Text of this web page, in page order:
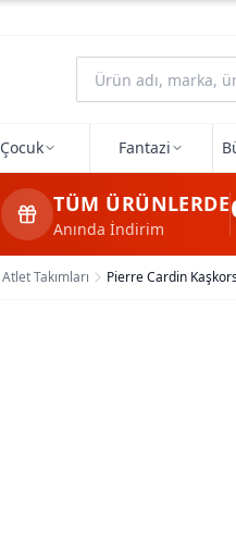
Çocuk Fantazi
TÜM ÜRÜNLERDE
Anında İndirim
Atlet Takımları Pierre Cardin